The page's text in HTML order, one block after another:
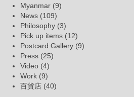
Myanmar (9)
News (109)
Philosophy (3)
Pick up items (12)
Postcard Gallery (9)
Press (25)
Video (4)
Work (9)
百貨店 (40)